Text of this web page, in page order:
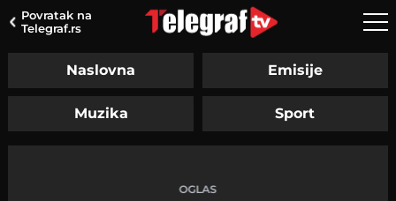
Povratak na
Telegraf.rs
Naslovna Emisije
Muzika Sport